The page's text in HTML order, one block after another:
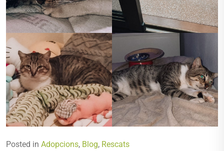
Posted in Adopcions, Blog, Rescats